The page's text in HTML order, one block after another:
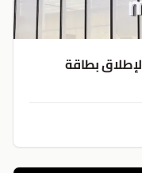
شراكة بين Mastercard وManifest لإطلاق بطاقة